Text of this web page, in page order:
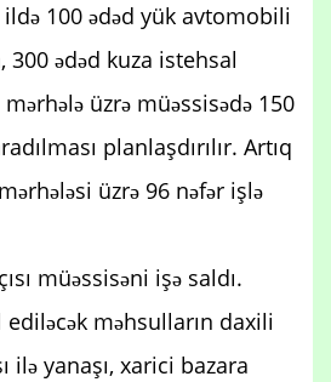
100 ədəd yük avtomobili
300 ədəd kuza istehsal
üzrə müəssisədə 150
planlaşdırılır. Artıq
üzrə 96 nəfər işlə
müəssisəni işə saldı.
məhsulların daxili
ilə yanaşı, xarici bazara